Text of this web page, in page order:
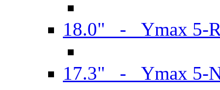
18.0" - Ymax 5-
17.3" - Ymax 5-